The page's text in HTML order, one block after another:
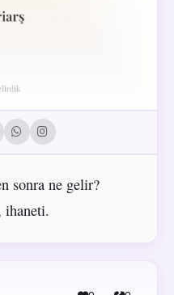
sonra ne gelir?
ihaneti.